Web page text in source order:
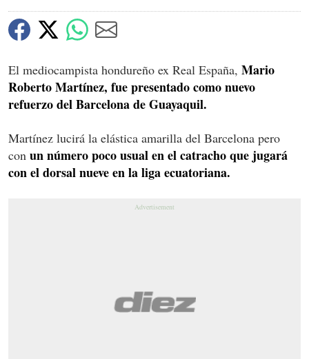
El mediocampista hondureño ex Real España, Mario
Roberto Martínez, fue presentado como nuevo
refuerzo del Barcelona de Guayaquil.
Martínez lucirá la elástica amarilla del Barcelona pero
con un número poco usual en el catracho que jugará
con el dorsal nueve en la liga ecuatoriana.